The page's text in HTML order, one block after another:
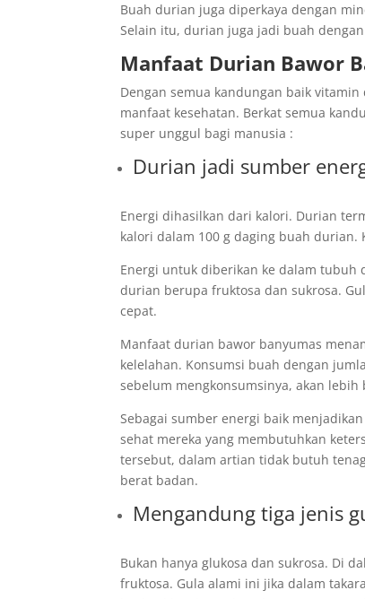
Buah durian juga diperkaya dengan
Selain itu, durian juga jadi buah
Manfaat Durian Bawor
Dengan semua kandungan baik
manfaat kesehatan. Berkat semua
super unggul bagi manusia :
Durian jadi sumber
Energi dihasilkan dari kalori. Durian
kalori dalam 100 g daging buah
Energi untuk diberikan ke dalam
durian berupa fruktosa dan sukrosa.
cepat.
Manfaat durian bawor banyumas
kelelahan. Konsumsi buah dengan
sebelum mengkonsumsinya, akan
Sebagai sumber energi baik
sehat mereka yang membutuhkan
tersebut, dalam artian tidak butuh
berat badan.
Mengandung tiga jenis
Bukan hanya glukosa dan sukrosa. Di
fruktosa. Gula alami ini jika dalam